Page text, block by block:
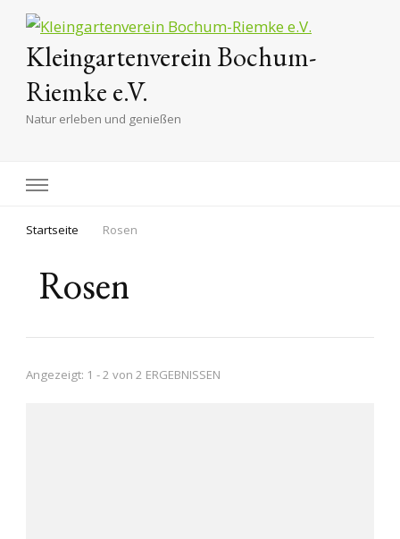
Kleingartenverein Bochum-
Riemke e.V.
Natur erleben und genießen
Startseite Rosen
Rosen
Angezeigt: 1 - 2 von 2 ERGEBNISSEN